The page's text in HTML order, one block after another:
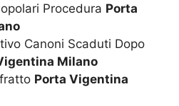
Procedura Porta
Canoni Scaduti Dopo
Milano
Porta Vigentina